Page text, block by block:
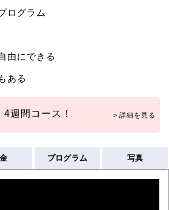
ログラム
由にできる
ある
週間コース！
プログラム 写真